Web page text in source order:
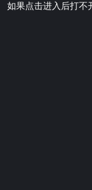
如果点击进入后打不